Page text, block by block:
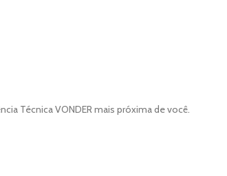
Técnica VONDER mais próxima de você.